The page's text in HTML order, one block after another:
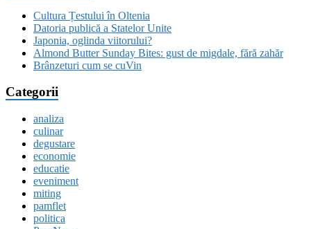
Cultura Țestului în Oltenia
Datoria publică a Statelor Unite
Japonia, oglinda viitorului?
Almond Butter Sunday Bites: gust de migdale, fără zahăr
Brânzeturi cum se cuVin
Categorii
analiza
culinar
degustare
economie
educatie
eveniment
miting
pamflet
politica